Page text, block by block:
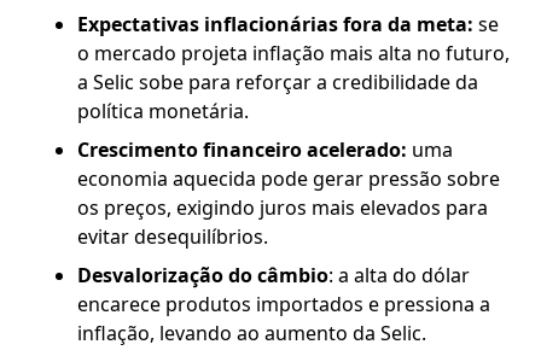
Expectativas inflacionárias fora da meta: se
o mercado projeta inflação mais alta no futuro,
a Selic sobe para reforçar a credibilidade da
política monetária.
Crescimento financeiro acelerado: uma
economia aquecida pode gerar pressão sobre
os preços, exigindo juros mais elevados para
evitar desequilíbrios.
Desvalorização do câmbio: a alta do dólar
encarece produtos importados e pressiona a
inflação, levando ao aumento da Selic.